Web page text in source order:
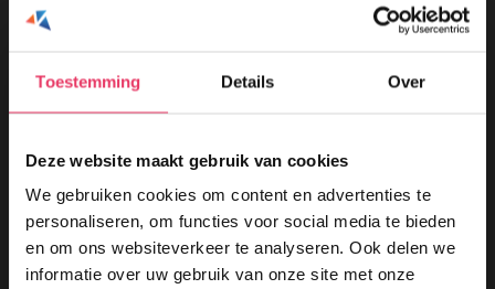
Toestemming Details Over
Deze website maakt gebruik van cookies
We gebruiken cookies om content en advertenties te
personaliseren, om functies voor social media te bieden
en om ons websiteverkeer te analyseren. Ook delen we
informatie over uw gebruik van onze site met onze
examendag. Bij latere annulering wordt 75% van het
overeengekomen tarief in rekening gebracht. Bij annulering
(zelf) dan wel bij niet verschijnen van de deelnemer wordt
3. Verplaatsen van deelname door of namens
opdrachtgever is tot 14 dagen voor de datum van de (1
cursus-, opleidings, training-, of examendag eveneens
kosteloos. Een verplaatsing is enkel mogelijk indien de
cursus, opleiding, training of het examen nogmaals door